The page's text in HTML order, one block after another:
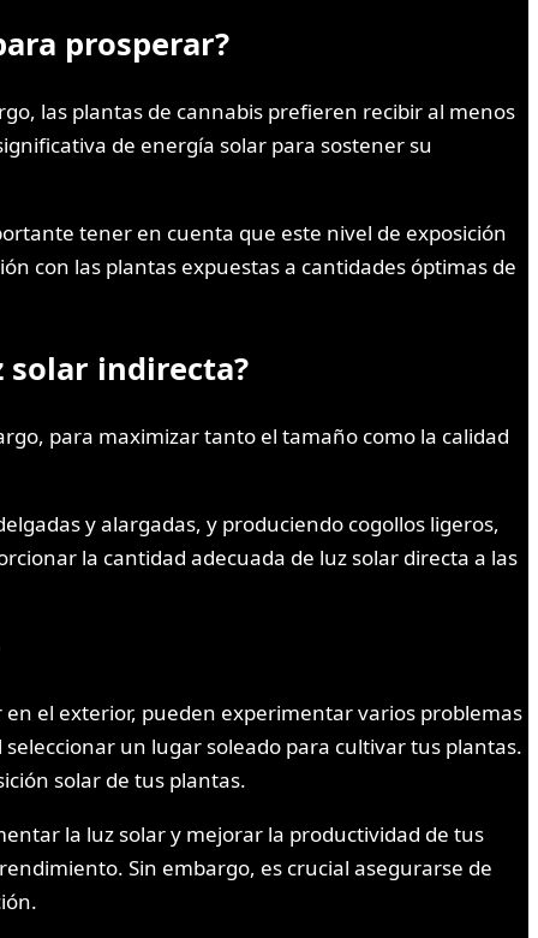
prosperar?
las plantas de cannabis prefieren recibir al menos
de energía solar para sostener su
tener en cuenta que este nivel de exposición
con las plantas expuestas a cantidades óptimas de
solar indirecta?
para maximizar tanto el tamaño como la calidad
y alargadas, y produciendo cogollos ligeros,
la cantidad adecuada de luz solar directa a las
el exterior, pueden experimentar varios problemas
un lugar soleado para cultivar tus plantas.
solar de tus plantas.
la luz solar y mejorar la productividad de tus
Sin embargo, es crucial asegurarse de